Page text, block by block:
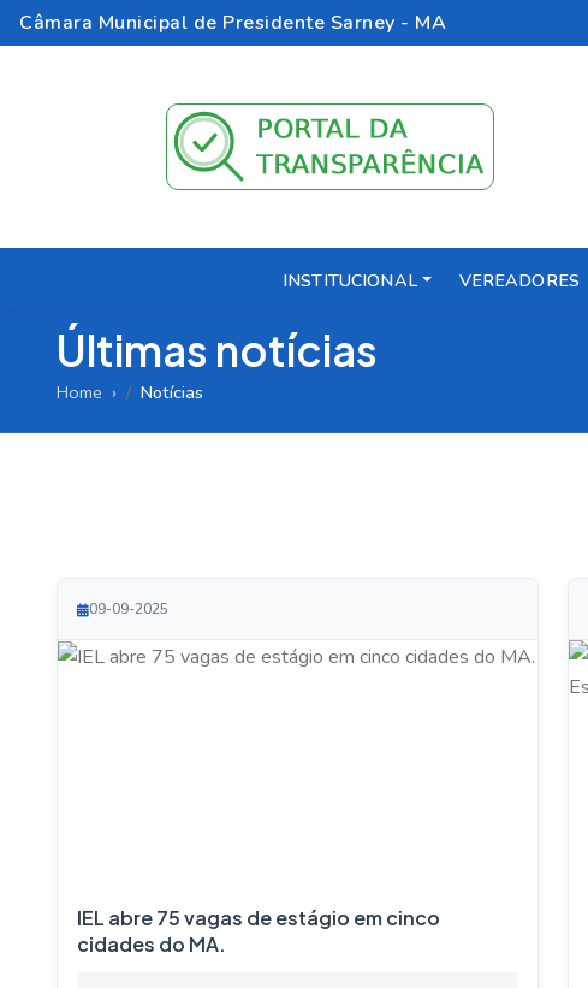
Câmara Municipal de Presidente Sarney - MA
INSTITUCIONAL VEREADORES
Últimas notícias
Home Notícias
09-09-2025
IEL abre 75 vagas de estágio em cinco
cidades do MA.